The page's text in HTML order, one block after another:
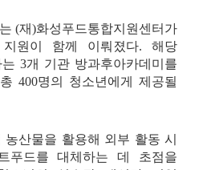
(재)화성푸드통합지원센터가
지원이 함께 이뤄졌다. 해당
3개 기관 방과후아카데미를
400명의 청소년에게 제공될
산물을 활용해 외부 활동 시
푸드를 대체하는 데 초점을